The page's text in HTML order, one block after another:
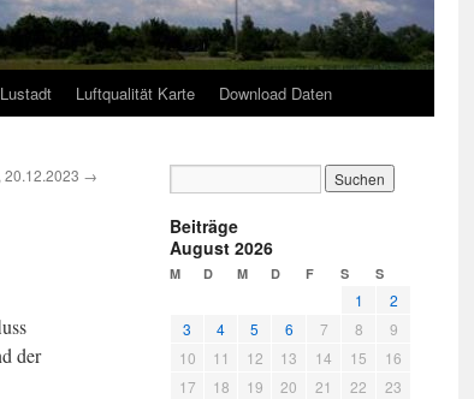
Luftqualität Karte Download Daten
20.12.2023 →
der
Beiträge
August 2026
M D M D F S S
1
2
3
4 5 6 7 8
9
10
11 12 13 14 15
16
17
18 19 20 21 22
23